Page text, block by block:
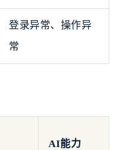
登录异常、操作异
常
AI能力